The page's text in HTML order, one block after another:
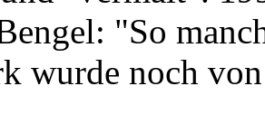
"So
wurde noch